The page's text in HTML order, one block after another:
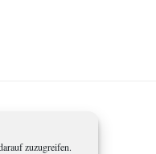
zuzugreifen.